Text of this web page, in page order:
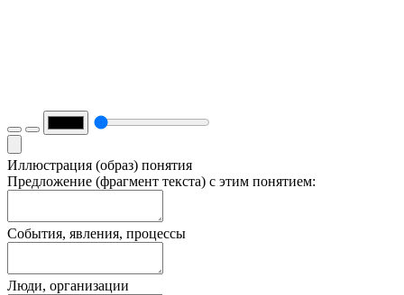
Иллюстрация (образ) понятия
Предложение (фрагмент текста) с этим понятием:
События, явления, процессы
Люди, организации